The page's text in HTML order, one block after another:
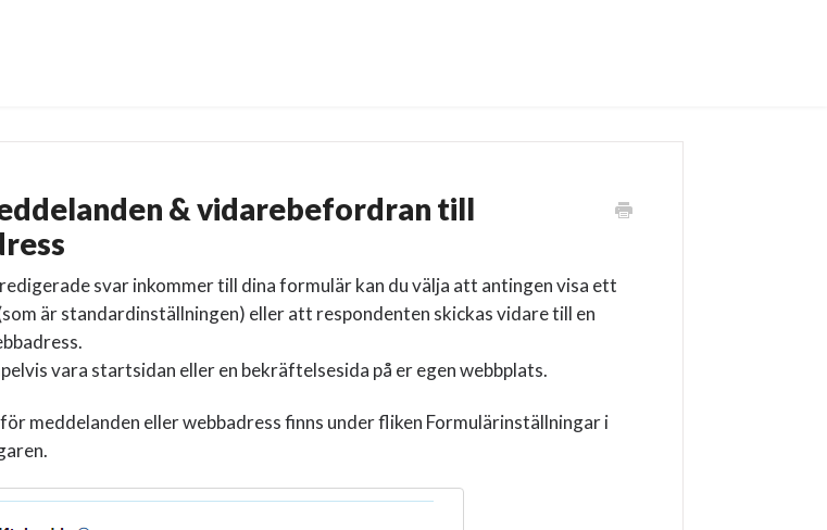
& vidarebefordran till
svar inkommer till dina formulär kan du välja att antingen visa ett
är standardinställningen) eller att respondenten skickas vidare till en
vara startsidan eller en bekräftelsesida på er egen webbplats.
meddelanden eller webbadress finns under fliken Formulärinställningar i